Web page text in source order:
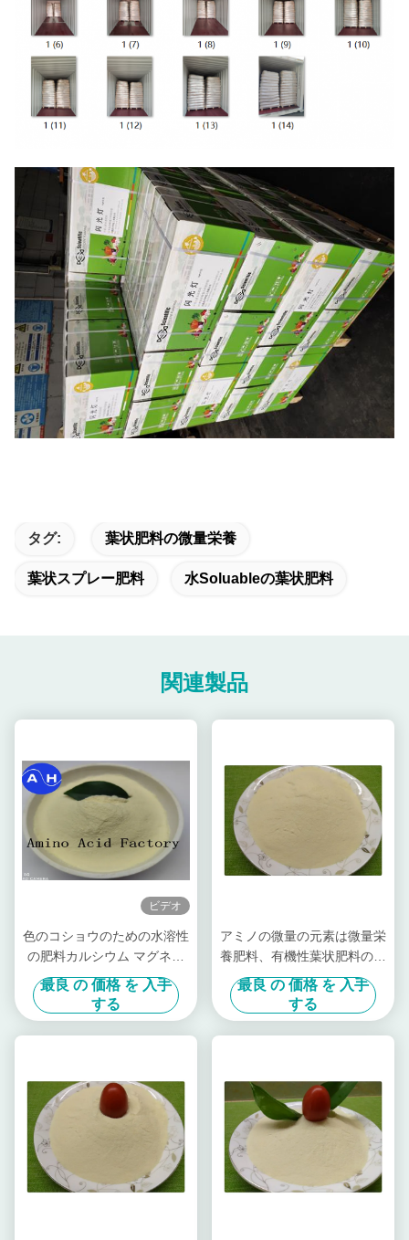
タグ: 葉状肥料の微量栄養
葉状スプレー肥料 水Soluableの葉状肥料
関連製品
ビデオ
色のコショウのための水溶性
の肥料カルシウム マグネシ
ウム亜鉛ホウ素モリブデン
最良 の 価格 を 入手
する
アミノの微量の元素は微量栄
養肥料、有機性葉状肥料のキ
レート環を作りました
最良 の 価格 を 入手
する